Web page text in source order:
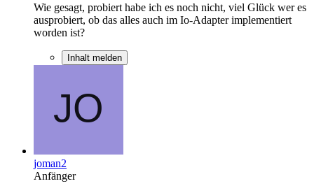
Wie gesagt, probiert habe ich es noch nicht, viel Glück wer es
ausprobiert, ob das alles auch im Io-Adapter implementiert
worden ist?
Inhalt melden
joman2
Anfänger